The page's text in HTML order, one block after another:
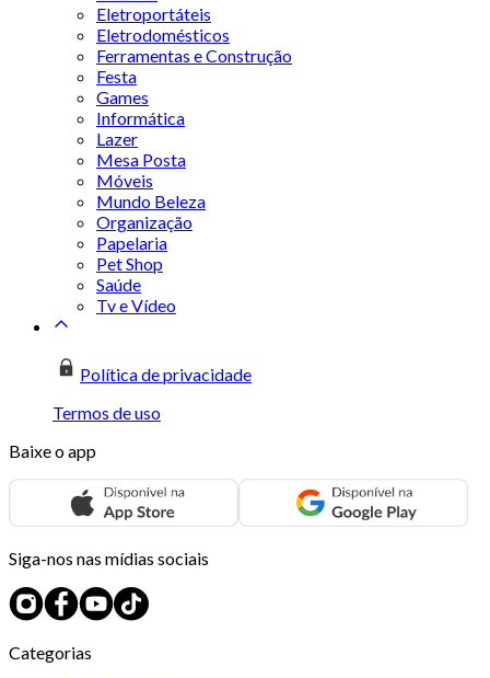
Eletroportáteis
Eletrodomésticos
Ferramentas e Construção
Festa
Games
Informática
Lazer
Mesa Posta
Móveis
Mundo Beleza
Organização
Papelaria
Pet Shop
Saúde
Tv e Vídeo
Política de privacidade
Termos de uso
Baixe o app
Siga-nos nas mídias sociais
Categorias